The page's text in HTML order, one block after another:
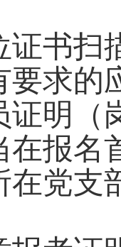
扫描
要求的
明（
在报名
在党支